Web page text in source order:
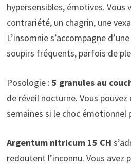
hypersensibles, émotives. Vous
contrariété, un chagrin, une
L’insomnie s’accompagne
soupirs fréquents, parfois de
Posologie : 5 granules au
de réveil nocturne. Vous
semaines si le choc émotionnel
Argentum nitricum 15 CH
redoutent l’inconnu. Vous avez